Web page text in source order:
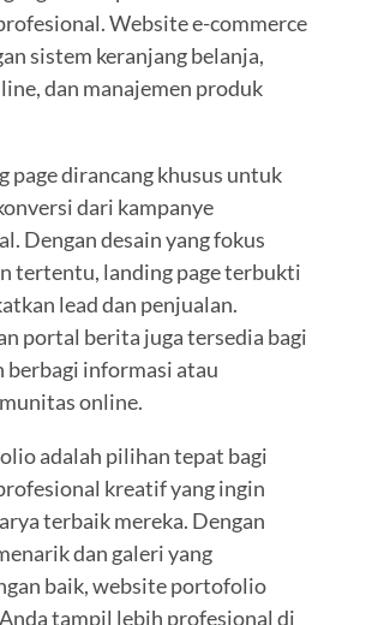
Website e-commerce
sistem keranjang belanja,
dan manajemen produk
page dirancang khusus untuk
dari kampanye
Dengan desain yang fokus
tertentu, landing page terbukti
lead dan penjualan.
portal berita juga tersedia bagi
berbagi informasi atau
online.
adalah pilihan tepat bagi
kreatif yang ingin
terbaik mereka. Dengan
dan galeri yang
baik, website portofolio
tampil lebih profesional di